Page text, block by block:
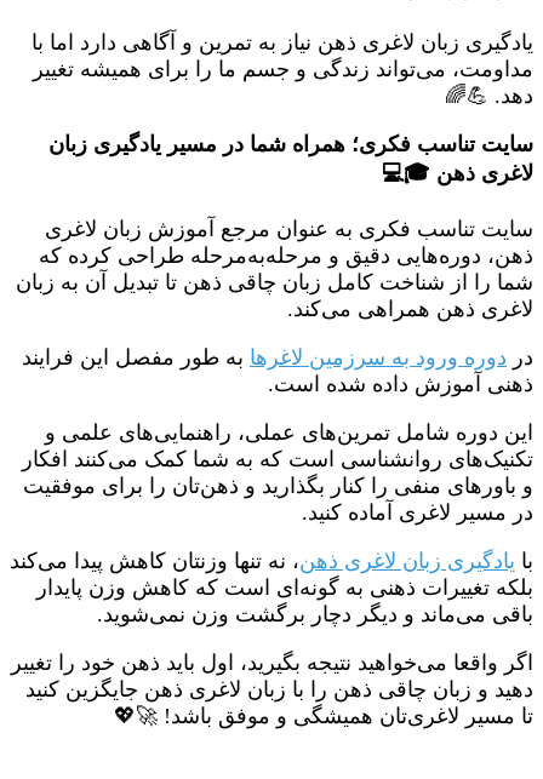
یادگیری زبان لاغری ذهن نیاز به تمرین و آگاهی دارد اما با
مداومت، می‌تواند زندگی و جسم ما را برای همیشه تغییر
دهد. 💪🌈
سایت تناسب فکری؛ همراه شما در مسیر یادگیری زبان
لاغری ذهن 🎓💻
سایت تناسب فکری به عنوان مرجع آموزش زبان لاغری
ذهن، دوره‌هایی دقیق و مرحله‌به‌مرحله طراحی کرده که
شما را از شناخت کامل زبان چاقی ذهن تا تبدیل آن به زبان
لاغری ذهن همراهی می‌کند.
در دوره ورود به سرزمین لاغرها به طور مفصل این فرایند
ذهنی آموزش داده شده است.
این دوره‌ شامل تمرین‌های عملی، راهنمایی‌های علمی و
تکنیک‌های روانشناسی است که به شما کمک می‌کنند افکار
و باورهای منفی را کنار بگذارید و ذهن‌تان را برای موفقیت
در مسیر لاغری آماده کنید.
با یادگیری زبان لاغری ذهن، نه تنها وزنتان کاهش پیدا می‌کند
بلکه تغییرات ذهنی به گونه‌ای است که کاهش وزن پایدار
باقی می‌ماند و دیگر دچار برگشت وزن نمی‌شوید.
اگر واقعا می‌خواهید نتیجه بگیرید، اول باید ذهن خود را تغییر
دهید و زبان چاقی ذهن را با زبان لاغری ذهن جایگزین کنید
تا مسیر لاغری‌تان همیشگی و موفق باشد! 🚀💖